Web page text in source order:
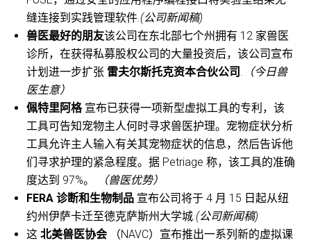
缝连接到实践管理软件.(公司新闻稿)
兽医最好的朋友该公司在东北部七个州拥有 12 家兽医
诊所，在获得私募股权公司的大量投资后，该公司宣布
计划进一步扩张 雷夫尔斯托克资本合伙公司 . （今日兽
医生意）
佩特里阿格宣布已获得一项新型虚拟工具的专利，该
工具可告知宠物主人何时寻求兽医护理。宠物症状分析
工具允许主人输入有关其宠物症状的信息，然后告诉他
们寻求护理的紧急程度。据 Petriage 称，该工具的准确
度达到 97%。
（兽医优势）
FERA 诊断和生物制品 宣布公司将于 4 月 15 日起从纽
约州伊萨卡迁至德克萨斯州大学城.(公司新闻稿)
这北美兽医协会 （NAVC）宣布推出一系列新的虚拟课